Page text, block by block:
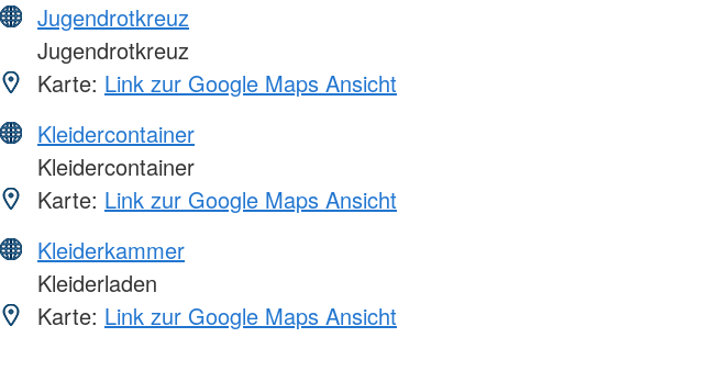
Jugendrotkreuz
Jugendrotkreuz
Karte: Link zur Google Maps Ansicht
Kleidercontainer
Kleidercontainer
Karte: Link zur Google Maps Ansicht
Kleiderkammer
Kleiderladen
Karte: Link zur Google Maps Ansicht